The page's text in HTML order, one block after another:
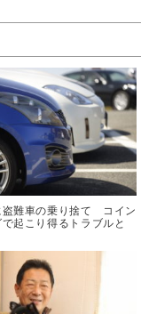
盗難車の乗り捨て コイン
起こり得るトラブルと